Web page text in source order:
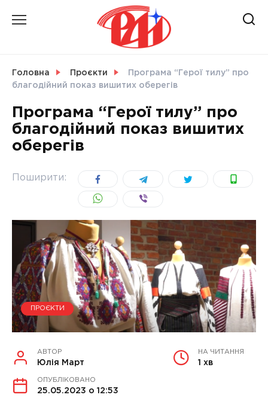
Головна Проєкти
Програма “Герої тилу” про
благодійний показ вишитих оберегів
Програма “Герої тилу” про
благодійний показ вишитих
оберегів
Поширити:
ПРОЄКТИ
АВТОР
Юлія Март
НА ЧИТАННЯ
1 хв
ОПУБЛІКОВАНО
25.05.2023 о 12:53